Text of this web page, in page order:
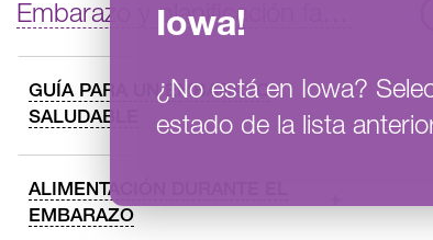
Iowa!
¿No está en Iowa?
estado de la lista
GUÍA PARA UN EMBARAZO
SALUDABLE
ALIMENTACIÓN DURANTE EL
EMBARAZO